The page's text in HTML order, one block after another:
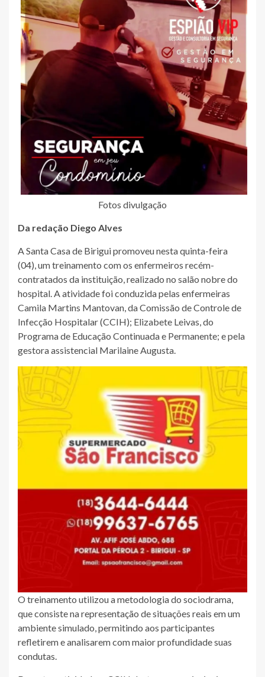
Fotos divulgação
Da redação Diego Alves
A Santa Casa de Birigui promoveu nesta quinta-feira
(04), um treinamento com os enfermeiros recém-
contratados da instituição, realizado no salão nobre do
hospital. A atividade foi conduzida pelas enfermeiras
Camila Martins Mantovan, da Comissão de Controle de
Infecção Hospitalar (CCIH); Elizabete Leivas, do
Programa de Educação Continuada e Permanente; e pela
gestora assistencial Marilaine Augusta.
O treinamento utilizou a metodologia do sociodrama,
que consiste na representação de situações reais em um
ambiente simulado, permitindo aos participantes
refletirem e analisarem com maior profundidade suas
condutas.